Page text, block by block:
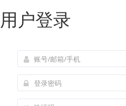
用户登录